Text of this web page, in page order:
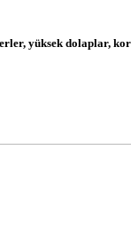
yüksek dolaplar,